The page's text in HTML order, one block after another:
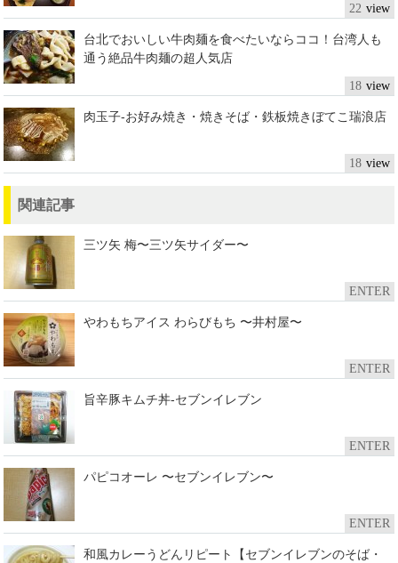
22
台北でおいしい牛肉麺を食べたいならココ！台湾人も
通う絶品牛肉麺の超人気店
18
肉玉子-お好み焼き・焼きそば・鉄板焼きぼてこ瑞浪店
18
関連記事
三ツ矢 梅〜三ツ矢サイダー〜
ENTER
やわもちアイス わらびもち 〜井村屋〜
ENTER
旨辛豚キムチ丼-セブンイレブン
ENTER
パピコオーレ 〜セブンイレブン〜
ENTER
和風カレーうどんリピート【セブンイレブンのそば・